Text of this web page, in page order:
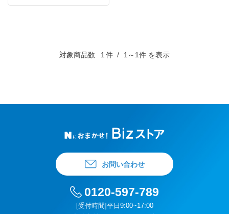
対象商品数 1 件 1～1件 を表示
お問い合わせ
0120-597-789
[受付時間]平日9:00~17:00